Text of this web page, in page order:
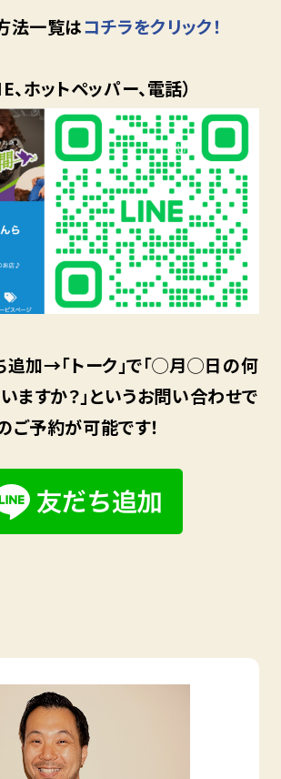
法一覧はコチラをクリック！
、ホットペッパー、電話）
加→「トーク」で「◯月◯日の何
ますか？」というお問い合わせで
ご予約が可能です！